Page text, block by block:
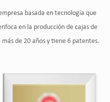
basada en tecnología que
en la producción de cajas de
de 20 años y tiene 6 patentes.